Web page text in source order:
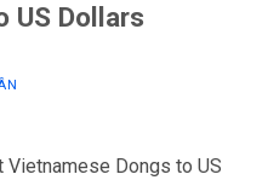
US Dollars
Vietnamese Dongs to US